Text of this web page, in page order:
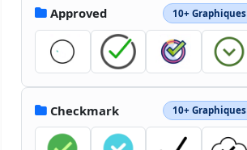
Approved 10+ Graphiques
Checkmark 10+ Graphiques